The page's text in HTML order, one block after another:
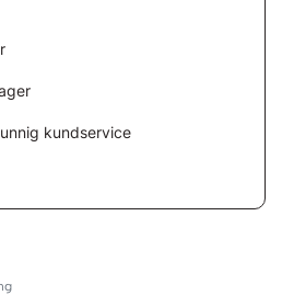
kundservice